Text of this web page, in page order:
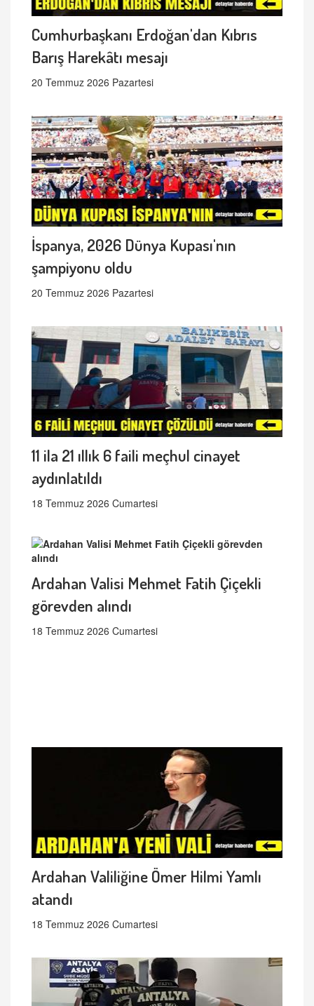
Cumhurbaşkanı Erdoğan'dan Kıbrıs
Barış Harekâtı mesajı
20 Temmuz 2026 Pazartesi
İspanya, 2026 Dünya Kupası'nın
şampiyonu oldu
20 Temmuz 2026 Pazartesi
11 ila 21 ıllık 6 faili meçhul cinayet
aydınlatıldı
18 Temmuz 2026 Cumartesi
Ardahan Valisi Mehmet Fatih Çiçekli
görevden alındı
18 Temmuz 2026 Cumartesi
Ardahan Valiliğine Ömer Hilmi Yamlı
atandı
18 Temmuz 2026 Cumartesi